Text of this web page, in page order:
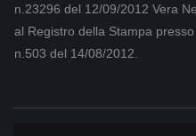
n.23296 del 12/09/2012 Vera
al Registro della Stampa
n.503 del 14/08/2012.